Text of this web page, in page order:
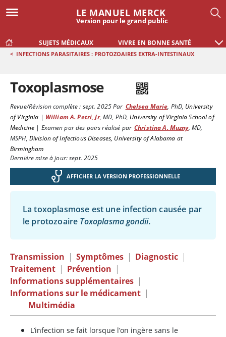
LE MANUEL MERCK
Version pour le grand public
SUJETS MÉDICAUX VIVRE EN BONNE SANTÉ
< INFECTIONS PARASITAIRES : PROTOZOAIRES EXTRA-INTESTINAUX
Toxoplasmose
Revue/Révision complète : sept. 2025Par Chelsea Marie, PhD, University
of Virginia | William A. Petri, Jr, MD, PhD, University of Virginia School of
Medicine | Examen par des pairs réalisé par Christina A. Muzny, MD,
MSPH, Division of Infectious Diseases, University of Alabama at
Birmingham
Dernière mise à jour: sept. 2025
AFFICHER LA VERSION PROFESSIONNELLE
La toxoplasmose est une infection causée par
le protozoaire Toxoplasma gondii.
Transmission | Symptômes | Diagnostic |
Traitement | Prévention |
Informations supplémentaires |
Informations sur le médicament |
Multimédia
L’infection se fait lorsque l’on ingère sans le